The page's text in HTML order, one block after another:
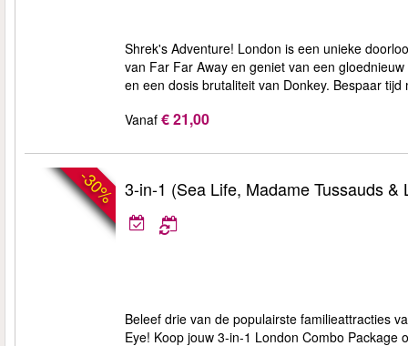
Shrek's Adventure! London is een unieke
van Far Far Away en geniet van een
en een dosis brutaliteit van Donkey. Bespaar
Vanaf € 21,00
-30% 3-in-1 (Sea Life, Madame Tussauds &
Beleef drie van de populairste familieattracties
Eye! Koop jouw 3-in-1 London Combo